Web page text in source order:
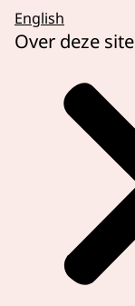
English
Over deze site